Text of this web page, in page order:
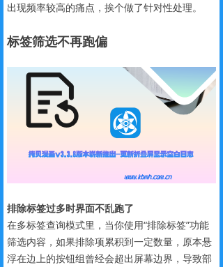
出现频率较高的痛点，挨个做了针对性处理。
标签筛选不再跑偏
排除标签过多时界面不乱跑了
在多标签查询模式里，当你使用“排除标签”功能
筛选内容，如果排除项累积到一定数量，原本悬
浮在边上的按钮组曾经会超出屏幕边界，导致部